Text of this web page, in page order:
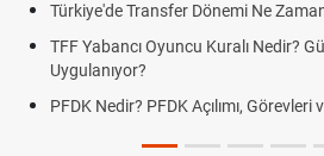
Türkiye'de Transfer Dönemi Ne
TFF Yabancı Oyuncu Kuralı Nedir?
Uygulanıyor?
PFDK Nedir? PFDK Açılımı, Görevleri